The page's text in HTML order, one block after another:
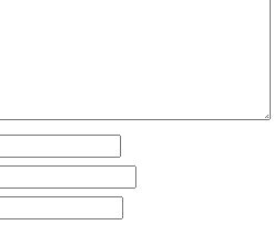
北米
西海岸
北米
西海岸
北米
西海岸
北米
西海岸